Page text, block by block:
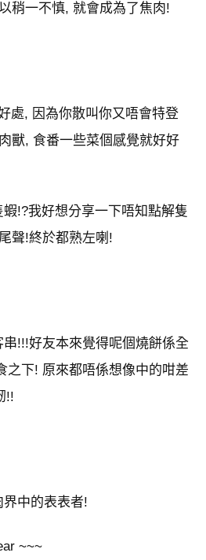
稍一不慎, 就會成為了焦肉!
處, 因為你散叫你又唔會特登
獸, 食番一些菜個感覺就好好
!?我好想分享一下唔知點解隻
聲!終於都熟左喇!
!!!好友本來覺得呢個燒餅係全
之下! 原來都唔係想像中的咁差
!!
中的表表者!
~~~